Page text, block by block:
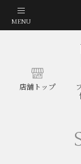
MENU
店舗トップ